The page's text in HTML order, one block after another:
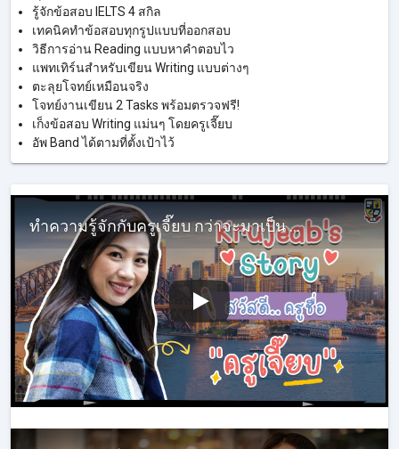
รู้จักข้อสอบ IELTS 4 สกิล
เทคนิคทำข้อสอบทุกรูปแบบที่ออกสอบ
วิธีการอ่าน Reading แบบหาคำตอบไว
แพทเทิร์นสำหรับเขียน Writing แบบต่างๆ
ตะลุยโจทย์เหมือนจริง
โจทย์งานเขียน 2 Tasks พร้อมตรวจฟรี!
เก็งข้อสอบ Writing แม่นๆ โดยครูเจี๊ยบ
อัพ Band ได้ตามที่ตั้งเป้าไว้
ทำความรู้จักกับครูเจี๊ยบ กว่าจะมาเป็น KruJeab InterHub ในทุกวันนี้ ต้องผ่านอะไรบ้าง #ครูเจี๊ยบIELTS